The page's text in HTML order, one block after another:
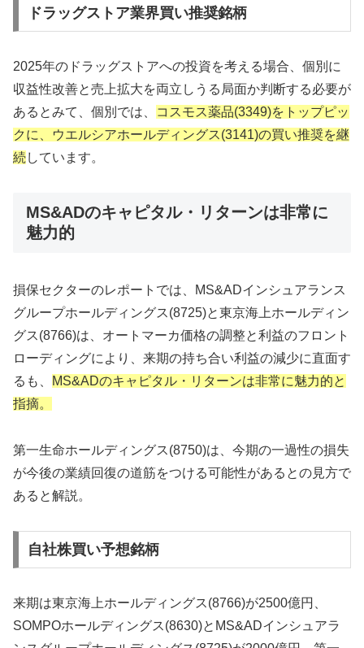
ドラッグストア業界買い推奨銘柄
2025年のドラッグストアへの投資を考える場合、個別に
収益性改善と売上拡大を両立しうる局面か判断する必要が
あるとみて、個別では、
コスモス薬品(3349)をトップピッ
クに、ウエルシアホールディングス(3141)の買い推奨を継
続しています。
MS&ADのキャピタル・リターンは非常に
魅力的
損保セクターのレポートでは、MS&ADインシュアランス
グループホールディングス(8725)と東京海上ホールディン
グス(8766)は、オートマーカ価格の調整と利益のフロント
ローディングにより、来期の持ち合い利益の減少に直面す
るも、
MS&ADのキャピタル・リターンは非常に魅力的と
指摘。
第一生命ホールディングス(8750)は、今期の一過性の損失
が今後の業績回復の道筋をつける可能性があるとの見方で
あると解説。
自社株買い予想銘柄
来期は東京海上ホールディングス(8766)が2500億円、
SOMPOホールディングス(8630)とMS&ADインシュアラ